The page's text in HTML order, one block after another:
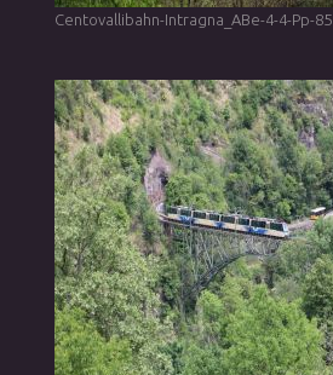
Centovallibahn-Intragna_ABe-4-4-Pp-85